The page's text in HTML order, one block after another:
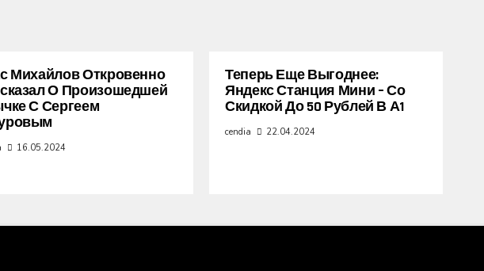
Михайлов Откровенно
О Произошедшей
С Сергеем
16.05.2024
Теперь Еще Выгоднее:
Яндекс Станция Мини – Со
Скидкой До 50 Рублей В А1
cendia 22.04.2024